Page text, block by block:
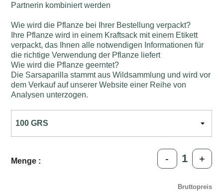
Partnerin kombiniert werden
Wie wird die Pflanze bei Ihrer Bestellung verpackt?
Ihre Pflanze wird in einem Kraftsack mit einem Etikett
verpackt, das Ihnen alle notwendigen Informationen für
die richtige Verwendung der Pflanze liefert
Wie wird die Pflanze geerntet?
Die Sarsaparilla stammt aus Wildsammlung und wird vor
dem Verkauf auf unserer Website einer Reihe von
Analysen unterzogen.
Menge : - +
Bruttopreis